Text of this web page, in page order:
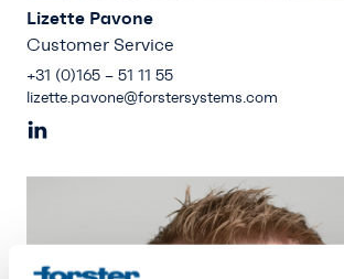
Lizette Pavone
Customer Service
+31 (0)165 – 51 11 55
lizette.pavone@forstersystems.com